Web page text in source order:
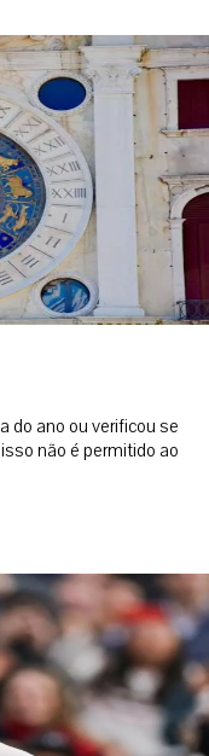
do ano ou verificou se
não é permitido ao